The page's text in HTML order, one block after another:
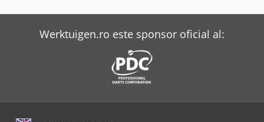
Werktuigen.ro este sponsor oficial al: